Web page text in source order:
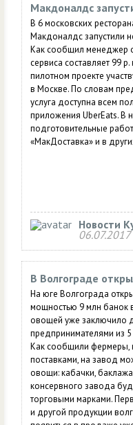
Макдоналдс
В 6 московских
Макдоналдс запустили
Как сообщил менеджер
сервиса составляет 99
пилотном проекте
в Москве. По словам
услуга доступна всем
приложения UberEats. В
подготовительные
«МакДоставка» и в
Новости
06.07.2017
В Волгограде
На юге Волгограда
мощностью 9 млн банок
овощей уже заключило
предпринимателями из
Как сообщили фермеры,
поставками, на завод
овощи: кабачки,
консервного завода
торговыми марками.
и другой продукции